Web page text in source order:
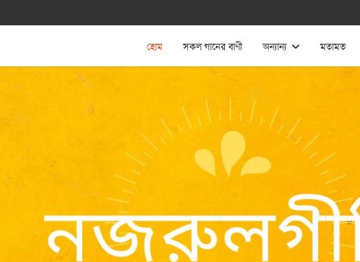
হোম সকল গানের বাণী অন্যান্য মতামত